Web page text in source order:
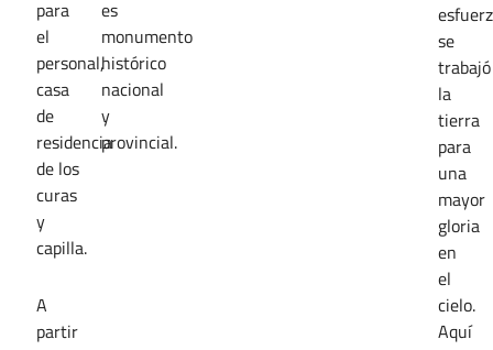
para
el
personal,
casa
de
residencia
de los
curas
y
capilla.
A
partir
es
monumento
histórico
nacional
y
provincial.
se
trabajó
la
tierra
para
una
mayor
gloria
en
el
cielo.
Aquí